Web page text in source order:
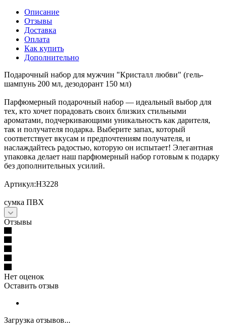
Описание
Отзывы
Доставка
Оплата
Как купить
Дополнительно
Подарочный набор для мужчин "Кристалл любви" (гель-
шампунь 200 мл, дезодорант 150 мл)
Парфюмерный подарочный набор — идеальный выбор для
тех, кто хочет порадовать своих близких стильными
ароматами, подчеркивающими уникальность как дарителя,
так и получателя подарка. Выберите запах, который
соответствует вкусам и предпочтениям получателя, и
наслаждайтесь радостью, которую он испытает! Элегантная
упаковка делает наш парфюмерный набор готовым к подарку
без дополнительных усилий.
Артикул:Н3228
сумка ПВХ
Отзывы
Нет оценок
Оставить отзыв
Загрузка отзывов...